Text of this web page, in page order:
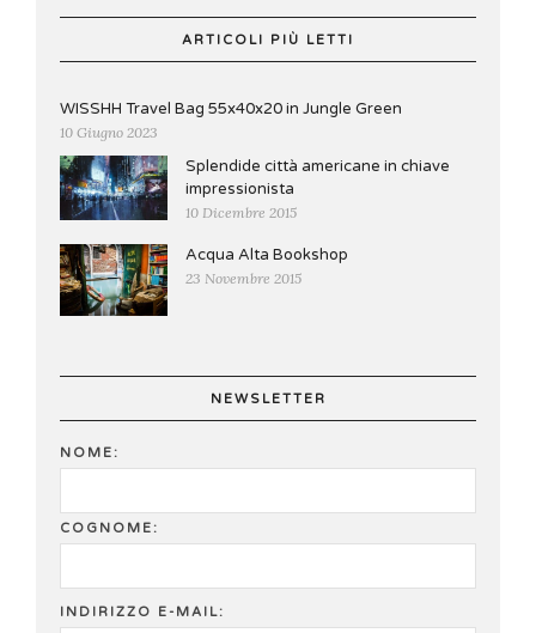
ARTICOLI PIÙ LETTI
WISSHH Travel Bag 55x40x20 in Jungle Green
10 Giugno 2023
Splendide città americane in chiave
impressionista
10 Dicembre 2015
Acqua Alta Bookshop
23 Novembre 2015
NEWSLETTER
NOME:
COGNOME:
INDIRIZZO E-MAIL: